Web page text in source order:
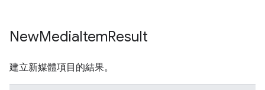
NewMediaItemResult
建立新媒體項目的結果。